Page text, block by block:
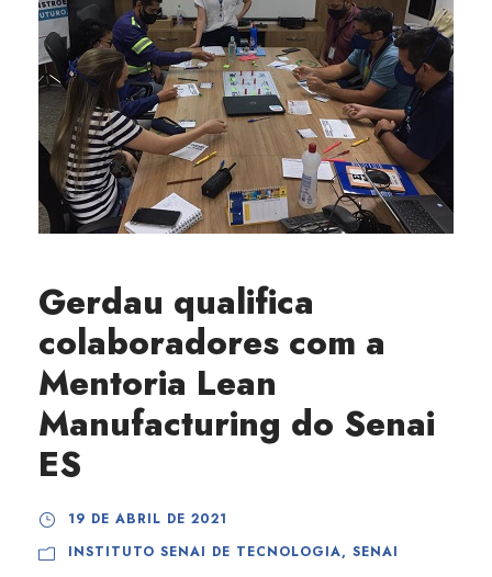
Gerdau qualifica
colaboradores com a
Mentoria Lean
Manufacturing do Senai
ES
19 DE ABRIL DE 2021
INSTITUTO SENAI DE TECNOLOGIA, SENAI